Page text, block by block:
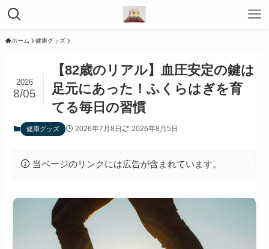
ホーム 健康グッズ
【82歳のリアル】血圧安定の鍵は
足元にあった！ふくらはぎを育
てる毎日の習慣
2026
8/05
健康グッズ 2026年7月8日 2026年8月5日
当ページのリンクには広告が含まれています。